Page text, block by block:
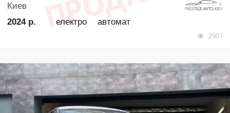
Киев
2024 р.
електро автомат
2907